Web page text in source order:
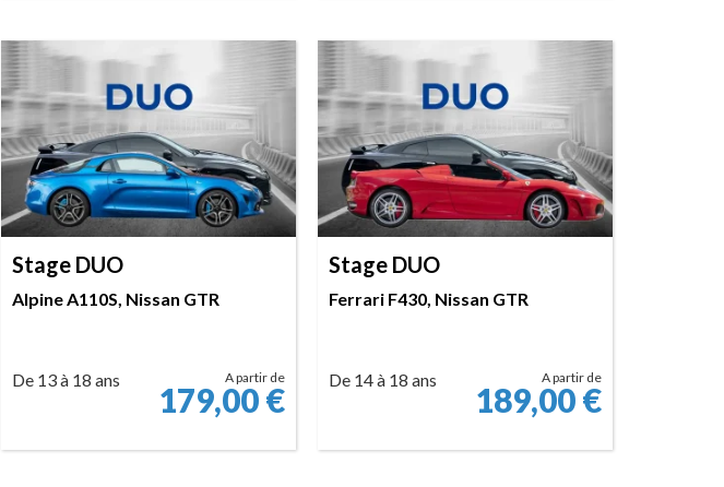
Stage DUO
Alpine A110S, Nissan GTR
De 13 à 18 ans A partir de
179,00€
Stage DUO
Ferrari F430, Nissan GTR
De 14 à 18 ans A partir de
189,00€